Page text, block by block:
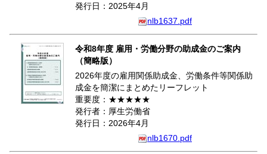
発行日：2025年4月
nlb1637.pdf
令和8年度 雇用・労働分野の助成金のご案内
（簡略版）
2026年度の雇用関係助成金、労働条件等関係助
成金を簡潔にまとめたリーフレット
重要度：★★★★★
発行者：厚生労働省
発行日：2026年4月
nlb1670.pdf